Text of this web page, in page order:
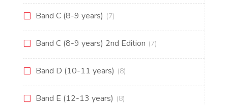
Band C (8-9 years) (7)
Band C (8-9 years) 2nd Edition (7)
Band D (10-11 years) (8)
Band E (12-13 years) (8)